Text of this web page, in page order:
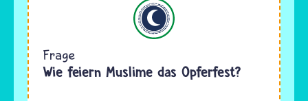
Frage
Wie feiern Muslime das Opferfest?